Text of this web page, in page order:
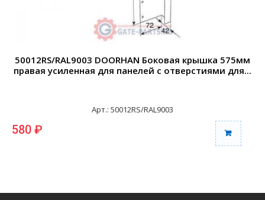
50012RS/RAL9003 DOORHAN Боковая крышка 575мм
правая усиленная для панелей с отверстиями для...
Арт.: 50012RS/RAL9003
580 ₽